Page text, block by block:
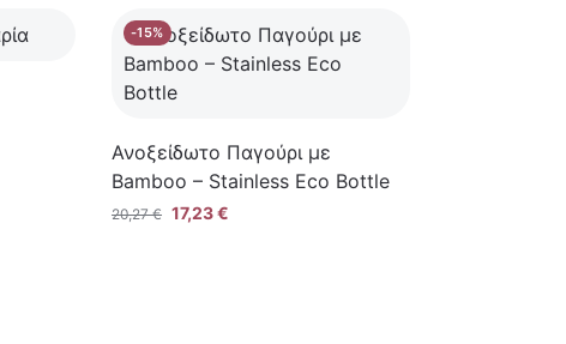
-15%
Ανοξείδωτο Παγούρι με
Bamboo – Stainless Eco Bottle
20,27€ 17,23€